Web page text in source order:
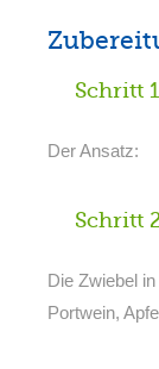
Schritt 1
Der Ansatz:
Schritt
Die Zwiebel
Portwein,